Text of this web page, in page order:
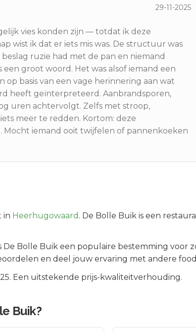
29-11-2025
vies konden zijn — totdat ik deze
wist ik dat er iets mis was. De structuur was
ruzie had met de pan en niemand
een groot woord. Het was alsof iemand een
basis van een vage herinnering aan wat
heeft geïnterpreteerd. Aanbrandsporen,
uren achtervolgt. Zelfs met stroop,
meer te redden. Kortom: deze
iemand ooit twijfelen of pannenkoeken
in Heerhugowaard . De Bolle Buik is een
De Bolle Buik een populaire bestemming voor
en deel jouw ervaring met andere
Een uitstekende prijs-kwaliteitverhouding.
Buik?